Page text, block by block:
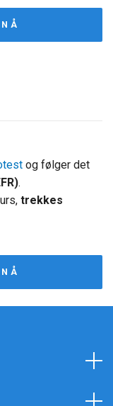
og følger det
.
trekkes